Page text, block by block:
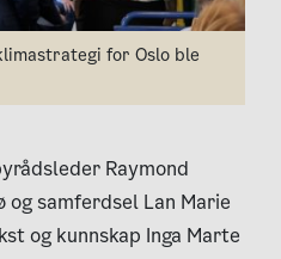
for Oslo ble
Raymond
og samferdsel Lan Marie
og kunnskap Inga Marte